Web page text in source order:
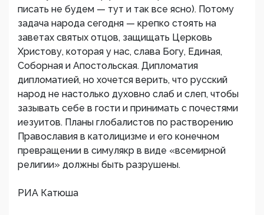
писать не будем — тут и так все ясно). Потому
задача народа сегодня — крепко стоять на
заветах святых отцов, защищать Церковь
Христову, которая у нас, слава Богу, Единая,
Соборная и Апостольская. Дипломатия
дипломатией, но хочется верить, что русский
народ не настолько духовно слаб и слеп, чтобы
зазывать себе в гости и принимать с почестями
иезуитов. Планы глобалистов по растворению
Православия в католицизме и его конечном
превращении в симулякр в виде «всемирной
религии» должны быть разрушены.
РИА Катюша